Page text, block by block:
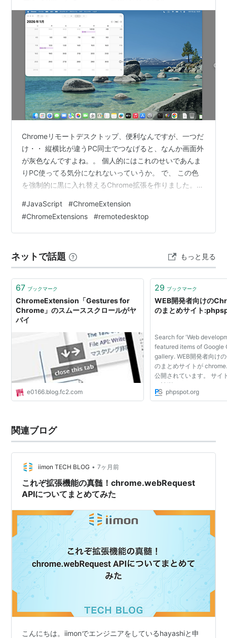
Chromeリモートデスクトップ、便利なんですが、一つだ
け・・ 縦横比が違うPC同士でつなげると、なんか画面外
が灰色なんですよね。。 個人的にはこれのせいであんま
りPC使ってる気分になれないっていうか。 で、 この色
を強制的に黒に入れ替えるChrome拡張を作りました。
わけなんで、知らない人が作ったChrome拡張使うの嫌じ
ゃないですか。 なのでここにソースコード置いとくの
で、よかったらみなさん自分で作ってみてね。（＊・ ・
"manifest_version": 3, "n…
#JavaScript #ChromeExtension
#ChromeExtensions #remotedesktop
ネットで話題 もっと見る
67 ブックマーク
ChromeExtension「Gestures for
Chrome」のスムーススクロールがヤ
バイ
e0166.blog.fc2.com
29 ブックマーク
WEB開発者向けの
のまとめサイト
Search for 'Web
featured items of Google
gallery. WEB開発者向け
のまとめサイトが
公開されています。 サイ
を計測したり、テストを
み込みをしないでもCSS
phpspot.org
関連ブログ
iimon TECH BLOG • 7ヶ月前
これぞ拡張機能の真髄！chrome.webRequest
APIについてまとめてみた
こんにちは。iimonでエンジニアをしているhayashiと申